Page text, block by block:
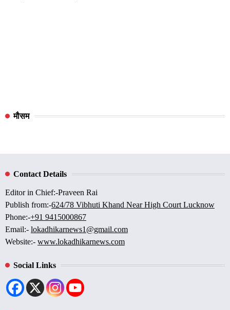
मौसम
Contact Details
Editor in Chief:-Praveen Rai
Publish from:-624/78 Vibhuti Khand Near High Court Lucknow
Phone:-+91 9415000867
Email:- lokadhikarnews1@gmail.com
Website:- www.lokadhikarnews.com
Social Links